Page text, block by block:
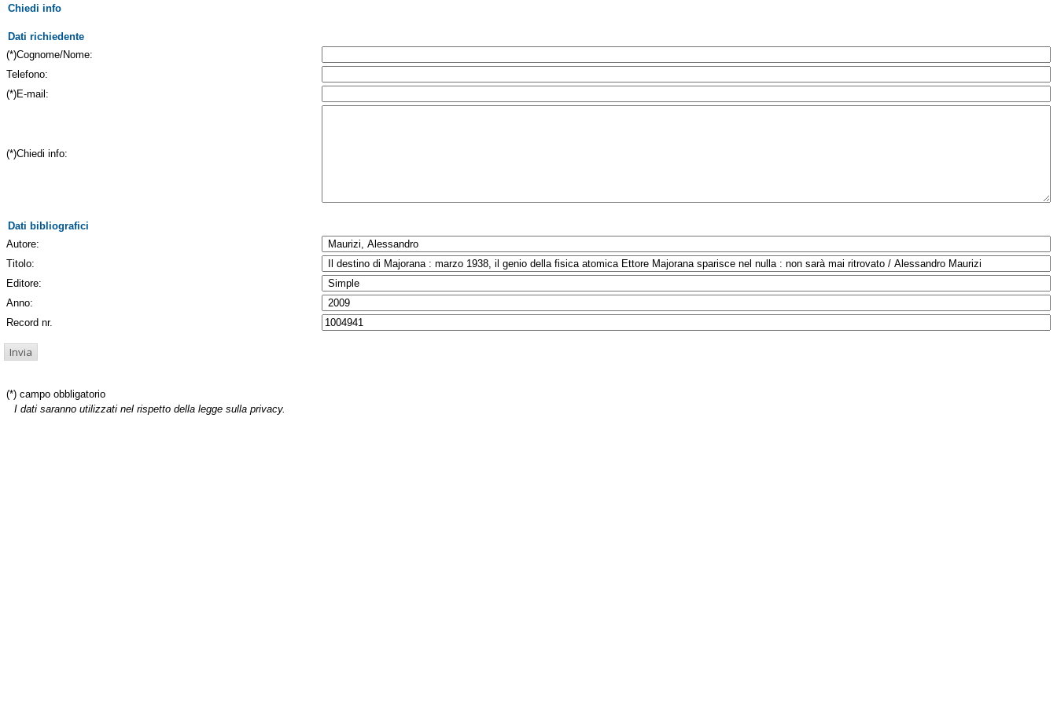
Chiedi info
Dati richiedente
(*)Cognome/Nome:
Telefono:
(*)E-mail:
(*)Chiedi info:
Dati bibliografici
Autore:
Titolo:
Editore:
Anno:
Record nr.
(*) campo obbligatorio
I dati saranno utilizzati nel rispetto della legge sulla privacy.